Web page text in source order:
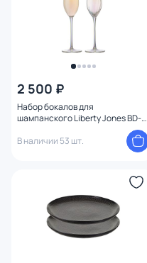
2 500 ₽
Набор бокалов для
шампанского Liberty Jones BD-
В наличии 53 шт.